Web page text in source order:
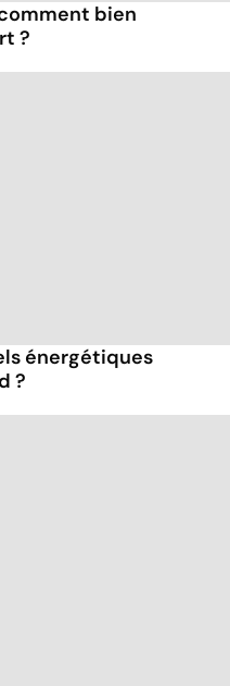
bien
?
énergétiques
?